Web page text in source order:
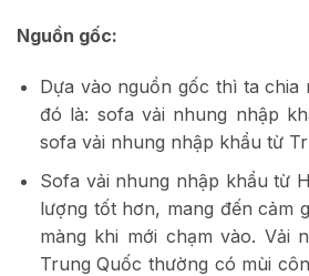
Nguồn gốc:
Dựa vào nguồn gốc thì ta chia
đó là: sofa vải nhung nhập
sofa vải nhung nhập khẩu từ
Sofa vải nhung nhập khẩu từ
lượng tốt hơn, mang đến cảm
màng khi mới chạm vào. Vải
Trung Quốc thường có mùi